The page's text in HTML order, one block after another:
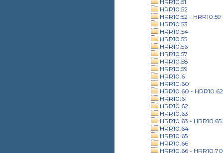
HRR10.51
HRR10.52
HRR10.52 - HRR10.59
HRR10.53
HRR10.54
HRR10.55
HRR10.56
HRR10.57
HRR10.58
HRR10.59
HRR10.6
HRR10.60
HRR10.60 - HRR10.62
HRR10.61
HRR10.62
HRR10.63
HRR10.63 - HRR10.65
HRR10.64
HRR10.65
HRR10.66
HRR10.66 - HRR10.70